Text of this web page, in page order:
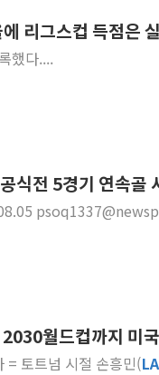
리그스컵 득점은
했다....
식전 5경기 연속골
월드컵까지 미
= 토트넘 시절 손흥민(